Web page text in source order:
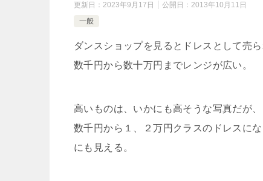
更新日： 2023年9月17日 公開日： 2013年10月11日
一般
ダンスショップを見るとドレスとして売
数千円から数十万円までレンジが広い。
高いものは、いかにも高そうな写真だが、
数千円から１、２万円クラスのドレスに
にも見える。